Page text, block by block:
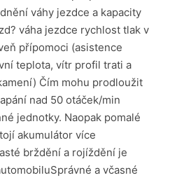
váhy jezdce a kapacity
váha jezdce rychlost tlak v
přípomoci (asistence
teplota, vítr profil trati a
Čím mohu prodloužit
nad 50 otáček/min
jednotky. Naopak pomalé
akumulátor více
brždění a rojíždění je
a včasné